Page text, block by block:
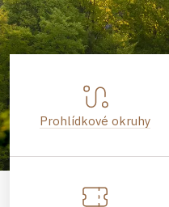
Prohlídkové okruhy